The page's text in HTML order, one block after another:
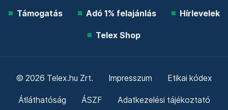
Támogatás Adó 1% felajánlás Hírlevelek
Telex Shop
© 2026 Telex.hu Zrt. Impresszum Etikai kódex
Átláthatóság ÁSZF Adatkezelési tájékoztató